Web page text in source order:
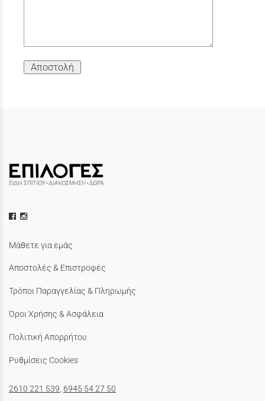
Αποστολή
Μάθετε για εμάς
Αποστολές & Επιστροφές
Τρόποι Παραγγελίας & Πληρωμής
Όροι Χρήσης & Ασφάλεια
Πολιτική Απορρήτου
Ρυθμίσεις Cookies
2610 221 539, 6945 54 27 50